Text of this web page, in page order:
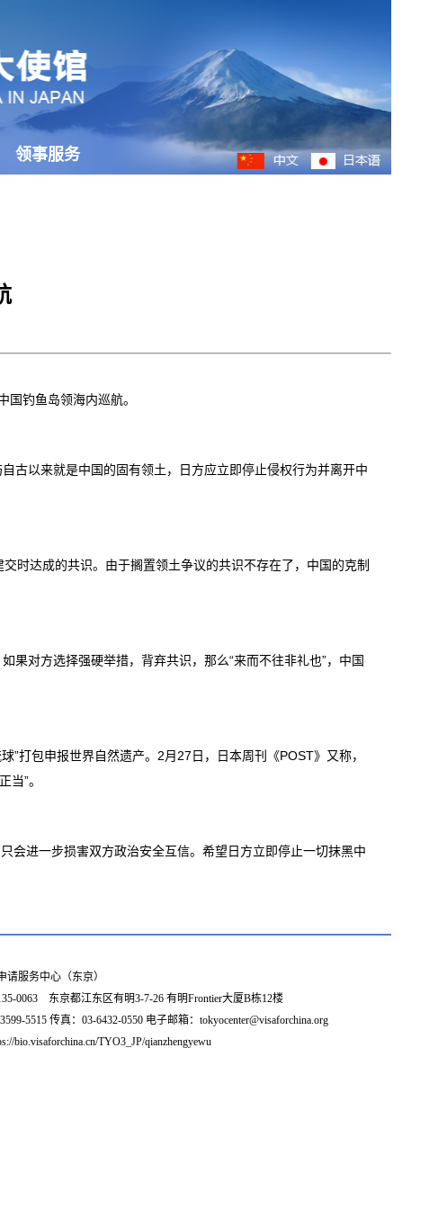
领事服务
钓鱼岛领海内巡航。
以来就是中国的固有领土，日方应立即停止侵权行为并离开中
达成的共识。由于搁置领土争议的共识不存在了，中国的克制
对方选择强硬举措，背弃共识，那么“来而不往非礼也”，中国
包申报世界自然遗产。2月27日，日本周刊《POST》又称，
当”。
进一步损害双方政治安全互信。希望日方立即停止一切抹黑中
请服务中心（东京）
0063 东京都江东区有明3-7-26 有明Frontier大厦B栋12楼
5515 传真：03-6432-0550 电子邮箱：tokyocenter@visaforchina.org
bio.visaforchina.cn/TYO3_JP/qianzhengyewu